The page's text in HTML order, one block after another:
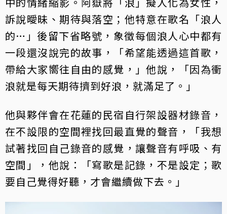
訴說曖昧、期待與落空；他特意在歌名「浪人
的…」後留下省略號，象徵每個浪人心中都有
一段還沒說完的故事，「希望能透過這首歌，
帶給大家嚮往自由的感覺，」他說，「因為衝
浪就是每天期待擠到好浪，就滿足了。」
他與夥伴會在花蓮的民宿自行架設器材錄音，
在不設限的空間裡找回最直覺的聲音，「我想
試著找回自己錄音的感覺，讓聲音有呼吸、有
空間」，他說：「寫歌是記錄，不是設定；歌
要自己覺得好聽，才會繼續做下去。」